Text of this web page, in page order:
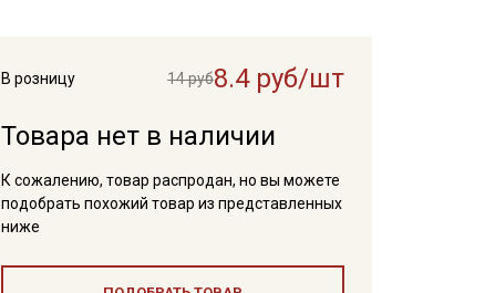
В розницу 14 руб8.4 руб/шт
Товара нет в наличии
К сожалению, товар распродан, но вы можете
подобрать похожий товар из представленных
ниже